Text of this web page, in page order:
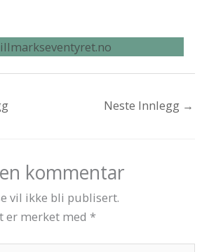
Neste Innlegg →
kommentar
vil ikke bli publisert.
er merket med *